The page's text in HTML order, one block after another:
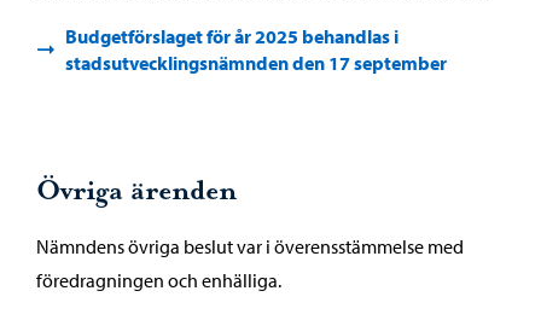
Budgetförslaget för år 2025 behandlas i
stadsutvecklingsnämnden den 17 september
Övriga ärenden
Nämndens övriga beslut var i överensstämmelse med
föredragningen och enhälliga.